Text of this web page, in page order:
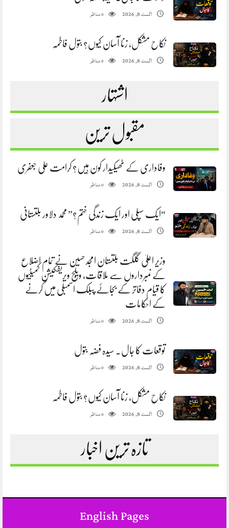
اگست 8, 2026 0مناظر
نکاح مشکل، زنا آسان کیوں؟ بتول فاطمہ
اگست 8, 2026 0مناظر
اشتہار
مقبول ترین
وفاداری کے ٹھیکیدار کون ہیں؟ کرامت علی جعفری
اگست 8, 2026 0مناظر
“ایک سپلی اور ایک زندگی ختم؟” محمد دلاور بلتستانی
اگست 8, 2026 0مناظر
وزیر اعلیٰ گلگت بلتستان امجد حسین نے تمام اضلاع
کے نمبرداروں سے ملاقات، ویلج ویریفکیشن کمیٹیوں
کا قیام دفاتر کے بجائے پبلک اسمبلی میں کرنے
کے احکامات
اگست 8, 2026 0مناظر
توقعات کا جال. سیدہ فضہ بتول
اگست 8, 2026 0مناظر
نکاح مشکل، زنا آسان کیوں؟ بتول فاطمہ
اگست 8, 2026 0مناظر
تازہ ترین اخبار
English Pages